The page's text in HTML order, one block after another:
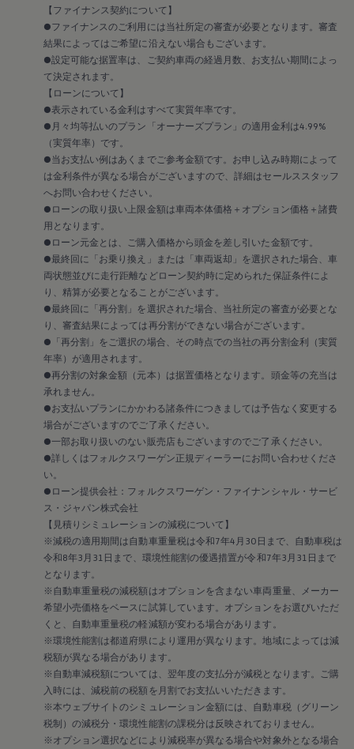
安心プログラム
メンテナンスプログラム
延長保証ウォルフィサポート
カスタマーセンター
タイヤパンク補償
認定中古車
“Certified Pre-Owned”の品質とは
延長保証サービスガイド
9つの約束
スマート買取
キャンペーン/ファイナンスプログラム
フォルクスワーゲンについて
企業情報
会社概要
会社概要EN
採用情報
正規ディーラー地域別採用情報
倫理・リスク管理・コンプライアンス
プレスリリース
2025
2024
2023
2022
2021
2020
2019
2018
2016
2015
リコール関連情報
セーフティ マイスター
【ファイナンス契約について】
●ファイナンスのご利用には当社所定の審査が必要となります。審査
結果によってはご希望に沿えない場合もございます。
●設定可能な据置率は、ご契約車両の経過月数、お支払い期間によっ
て決定されます。
【ローンについて】
●表示されている金利はすべて実質年率です。
●月々均等払いのプラン「オーナーズプラン」の適用金利は4.99%
（実質年率）です。
●当お支払い例はあくまでご参考金額です。お申し込み時期によって
は金利条件が異なる場合がございますので、詳細はセールススタッフ
へお問い合わせください。
●ローンの取り扱い上限金額は車両本体価格＋オプション価格＋諸費
用となります。
●ローン元金とは、ご購入価格から頭金を差し引いた金額です。
●最終回に「お乗り換え」または「車両返却」を選択された場合、車
両状態並びに走行距離などローン契約時に定められた保証条件によ
り、精算が必要となることがございます。
●最終回に「再分割」を選択された場合、当社所定の審査が必要とな
り、審査結果によっては再分割ができない場合がございます。
●「再分割」をご選択の場合、その時点での当社の再分割金利（実質
年率）が適用されます。
●再分割の対象金額（元本）は据置価格となります。頭金等の充当は
承れません。
●お支払いプランにかかわる諸条件につきましては予告なく変更する
場合がございますのでご了承ください。
●一部お取り扱いのない販売店もございますのでご了承ください。
●詳しくはフォルクスワーゲン正規ディーラーにお問い合わせくださ
い。
●ローン提供会社：フォルクスワーゲン・ファイナンシャル・サービ
ス・ジャパン株式会社
【見積りシミュレーションの減税について】
※減税の適用期間は自動車重量税は令和7年4月30日まで、自動車税は
令和8年3月31日まで、環境性能割の優遇措置が令和7年3月31日まで
となります。
※自動車重量税の減税額はオプションを含まない車両重量、メーカー
希望小売価格をベースに試算しています。オプションをお選びいただ
くと、自動車重量税の軽減額が変わる場合があります。
※環境性能割は都道府県により運用が異なります。地域によっては減
税額が異なる場合があります。
※自動車減税額については、翌年度の支払分が減税となります。ご購
入時には、減税前の税額を月割でお支払いいただきます。
※本ウェブサイトのシミュレーション金額には、自動車税（グリーン
税制）の減税分・環境性能割の課税分は反映されておりません。
※オプション選択などにより減税率が異なる場合や対象外となる場合